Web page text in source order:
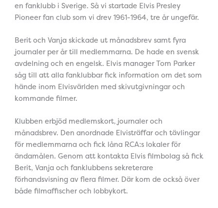
en fanklubb i Sverige. Så vi startade Elvis Presley
Pioneer fan club som vi drev 1961-1964, tre år ungefär.
Berit och Vanja skickade ut månadsbrev samt fyra
journaler per år till medlemmarna. De hade en svensk
avdelning och en engelsk. Elvis manager Tom Parker
såg till att alla fanklubbar fick information om det som
hände inom Elvisvärlden med skivutgivningar och
kommande filmer.
Klubben erbjöd medlemskort, journaler och
månadsbrev. Den anordnade Elvisträffar och tävlingar
för medlemmarna och fick låna RCA:s lokaler för
ändamålen. Genom att kontakta Elvis filmbolag så fick
Berit, Vanja och fanklubbens sekreterare
förhandsvisning av flera filmer. Där kom de också över
både filmaffischer och lobbykort.